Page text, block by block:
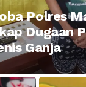
Polres
Dugaan
Ganja